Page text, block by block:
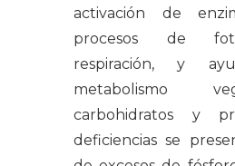
activación de
procesos de
respiración, y
metabolismo
carbohidratos y
deficiencias se